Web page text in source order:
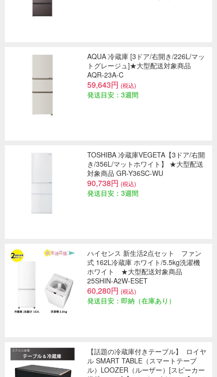
AQUA 冷蔵庫 [3ドア/右開き/226L/マッ
トグレージュ]★大型配送対象商品
AQR-23A-C
59,643円 (税込)
発送目安：3週間
TOSHIBA 冷蔵庫VEGETA【3ドア/右開
き/356L/マットホワイト】 ★大型配送
対象商品 GR-Y36SC-WU
90,738円 (税込)
発送目安：3週間
ハイセンス 新生活2点セット ファン
式 162L冷蔵庫 ホワイト/5.5kg洗濯機
ホワイト ★大型配送対象商品
25SHIN-A2W-ESET
60,280円 (税込)
発送目安：即納（在庫あり）
【話題の冷蔵庫付きテーブル】
ロイヤ
ル SMART TABLE（スマートテーブ
ル）LOOZER（ルーザー）[スピーカー